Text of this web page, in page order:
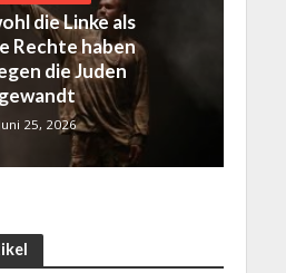
die Linke als
Rechte haben
die Juden
gewandt
Juni 25, 2026